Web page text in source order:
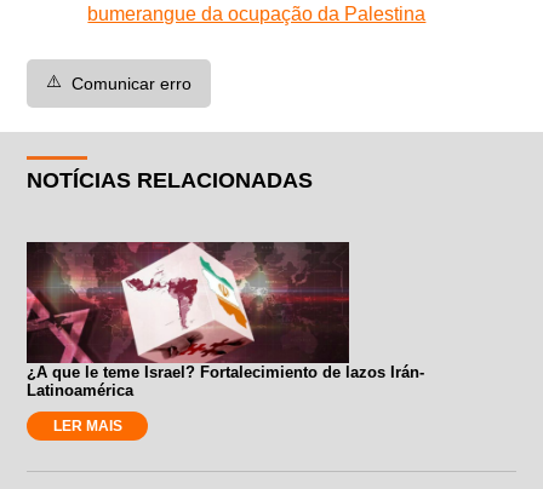
bumerangue da ocupação da Palestina
⚠️ Comunicar erro
NOTÍCIAS RELACIONADAS
¿A que le teme Israel? Fortalecimiento de lazos Irán-
Latinoamérica
LER MAIS